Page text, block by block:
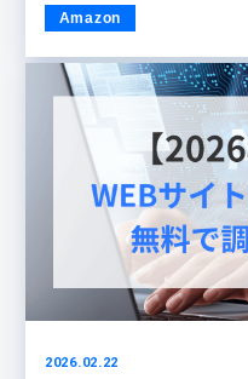
Amazon
2026.02.22